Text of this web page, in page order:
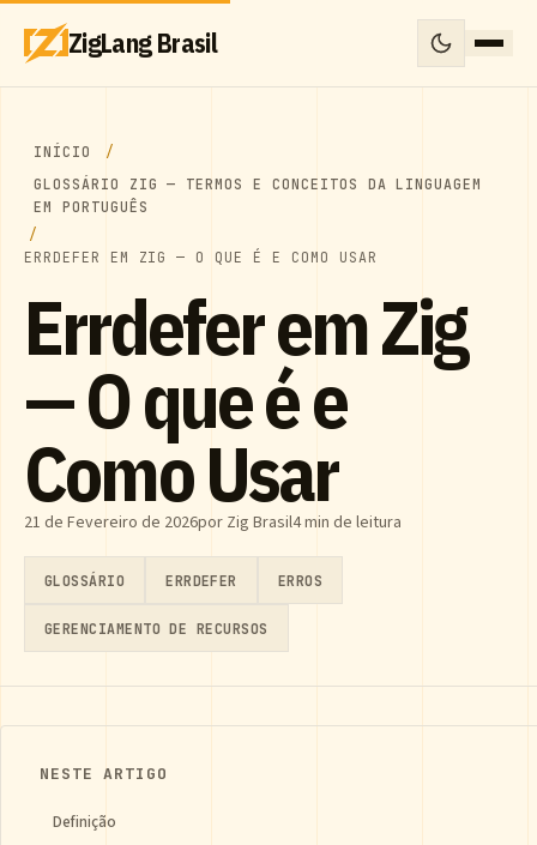
ZigLang Brasil
INÍCIO
GLOSSÁRIO ZIG — TERMOS E CONCEITOS DA LINGUAGEM
EM PORTUGUÊS
ERRDEFER EM ZIG — O QUE É E COMO USAR
Errdefer em Zig
— O que é e
Como Usar
21 de Fevereiro de 2026por Zig Brasil4 min de leitura
GLOSSÁRIO ERRDEFER ERROS
GERENCIAMENTO DE RECURSOS
NESTE ARTIGO
Definição